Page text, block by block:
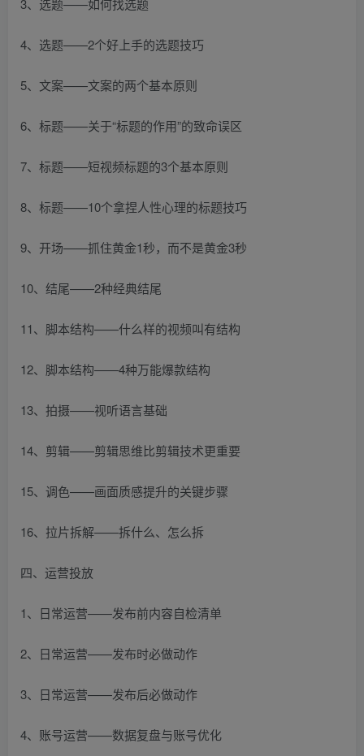
3、选题——如何找选题
4、选题——2个好上手的选题技巧
5、文案——文案的两个基本原则
6、标题——关于“标题的作用”的致命误区
7、标题——短视频标题的3个基本原则
8、标题——10个拿捏人性心理的标题技巧
9、开场——抓住黄金1秒，而不是黄金3秒
10、结尾——2种经典结尾
11、脚本结构——什么样的视频叫有结构
12、脚本结构——4种万能爆款结构
13、拍摄——视听语言基础
14、剪辑——剪辑思维比剪辑技术更重要
15、调色——画面质感提升的关键步骤
16、拉片拆解——拆什么、怎么拆
四、运营投放
1、日常运营——发布前内容自检清单
2、日常运营——发布时必做动作
3、日常运营——发布后必做动作
4、账号运营——数据复盘与账号优化